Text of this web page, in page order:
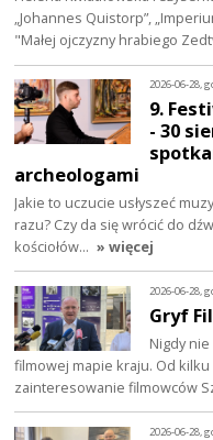
„Johannes Quistorp”,
"Małej ojczyzny hrabiego
2026-06-28,
9.
- 30
archeologami
Jakie to uczucie usłyszeć
razu? Czy da się wrócić do
kościołów… » więcej
2026-06-28,
Gryf
Nigdy nie
filmowej mapie kraju. Od
zainteresowanie filmowców
2026-06-28,